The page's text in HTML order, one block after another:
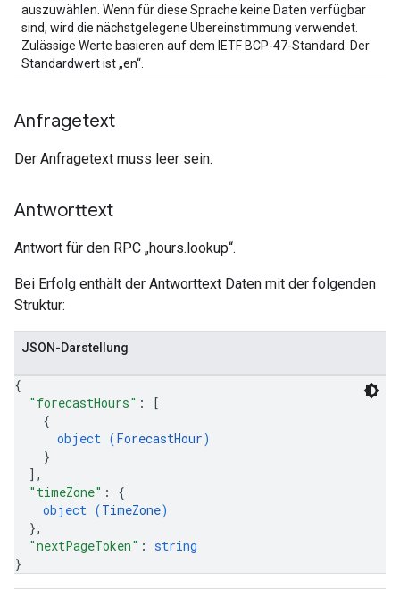
auszuwählen. Wenn für diese Sprache keine Daten verfügbar
sind, wird die nächstgelegene Übereinstimmung verwendet.
Zulässige Werte basieren auf dem IETF BCP-47-Standard. Der
Standardwert ist „en“.
Anfragetext
Der Anfragetext muss leer sein.
Antworttext
Antwort für den RPC „hours.lookup“.
Bei Erfolg enthält der Antworttext Daten mit der folgenden
Struktur:
JSON-Darstellung
{
"forecastHours" :
[
{
object (ForecastHour)
}
] ,
"timeZone" : {
object (TimeZone)
},
"nextPageToken" : string
}